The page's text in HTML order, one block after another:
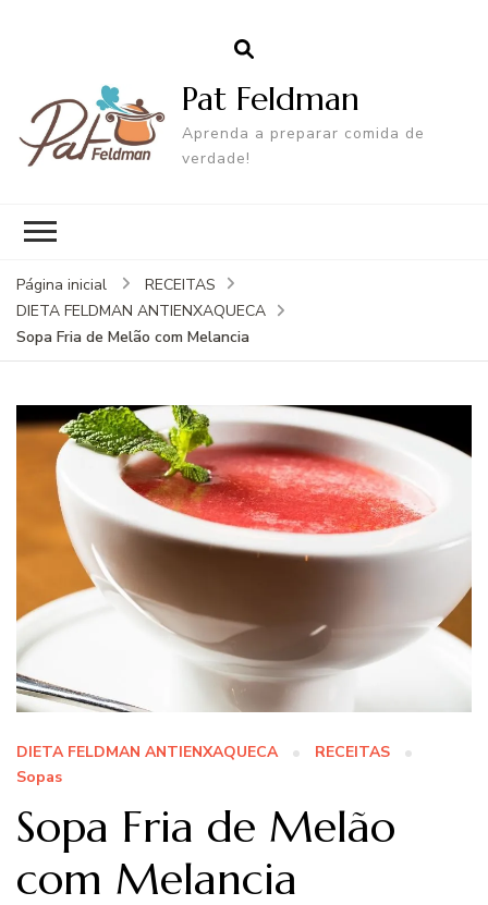
Pat Feldman
Aprenda a preparar comida de
verdade!
Página inicial
RECEITAS
DIETA FELDMAN ANTIENXAQUECA
Sopa Fria de Melão com Melancia
DIETA FELDMAN ANTIENXAQUECA
RECEITAS
Sopas
Sopa Fria de Melão
com Melancia